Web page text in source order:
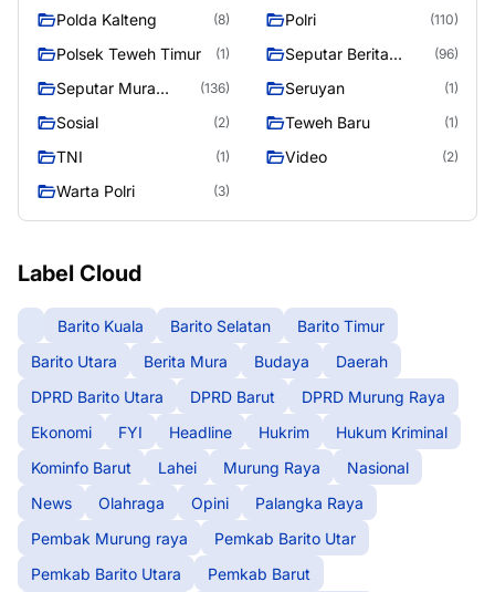
Polda Kalteng (8) Polri (110)
Polsek Teweh Timur (1)
Seputar Berita
(96)
Seputar Mura
(136) Seruyan (1)
Sosial (2) Teweh Baru (1)
TNI (1) Video (2)
Warta Polri (3)
Label Cloud
Barito Kuala Barito Selatan
Barito Timur
Barito Utara
Berita Mura Budaya
Daerah
DPRD Barito Utara
DPRD Barut
DPRD Murung Raya
Ekonomi
FYI Headline Hukrim
Hukum Kriminal
Kominfo Barut
Lahei Murung Raya
Nasional
News
Olahraga Opini
Palangka Raya
Pembak Murung raya
Pemkab Barito Utar
Pemkab Barito Utara
Pemkab Barut